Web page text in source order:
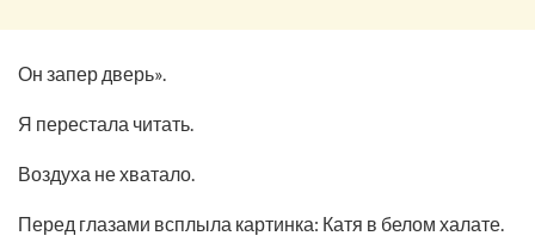
Он запер дверь».
Я перестала читать.
Воздуха не хватало.
Перед глазами всплыла картинка: Катя в белом халате.